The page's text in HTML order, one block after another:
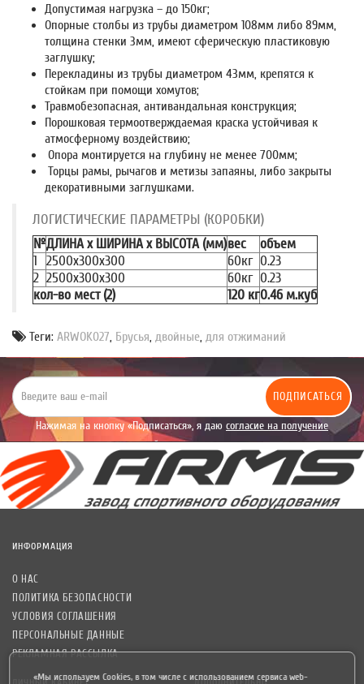
Допустимая нагрузка – до 150кг;
Опорные столбы из трубы диаметром 108мм либо 89мм,
толщина стенки 3мм, имеют сферическую пластиковую
заглушку;
Перекладины из трубы диаметром 43мм, крепятся к
стойкам при помощи хомутов;
Травмобезопасная, антивандальная конструкция;
Порошковая термоотверждаемая краска устойчивая к
атмосферному воздействию;
Опора монтируется на глубину не менее 700мм;
Торцы рамы, рычагов и метизы запаяны, либо закрыты
декоративными заглушками.
ЛОГИСТИЧЕСКИЕ ПАРАМЕТРЫ (КОРОБКИ)
№ДЛИНА x ШИРИНА x ВЫСОТА (мм)вес
объем
1 2500x300x300 60кг 0.23
2 2500x300x300 60кг 0.23
кол-во мест (2)
120 кг0.46 м.куб
Теги: ARWOK027, Брусья, двойные, для отжиманий
ПОДПИСАТЬСЯ
Нажимая на кнопку «Подписаться», я даю согласие на получение
уведомлений рекламного характера.
ИНФОРМАЦИЯ
О НАС
ПОЛИТИКА БЕЗОПАСНОСТИ
УСЛОВИЯ СОГЛАШЕНИЯ
ПЕРСОНАЛЬНЫЕ ДАННЫЕ
РЕКЛАМНАЯ РАССЫЛКА
«Мы используем Cookies, в том числе с использованием сервиса web-